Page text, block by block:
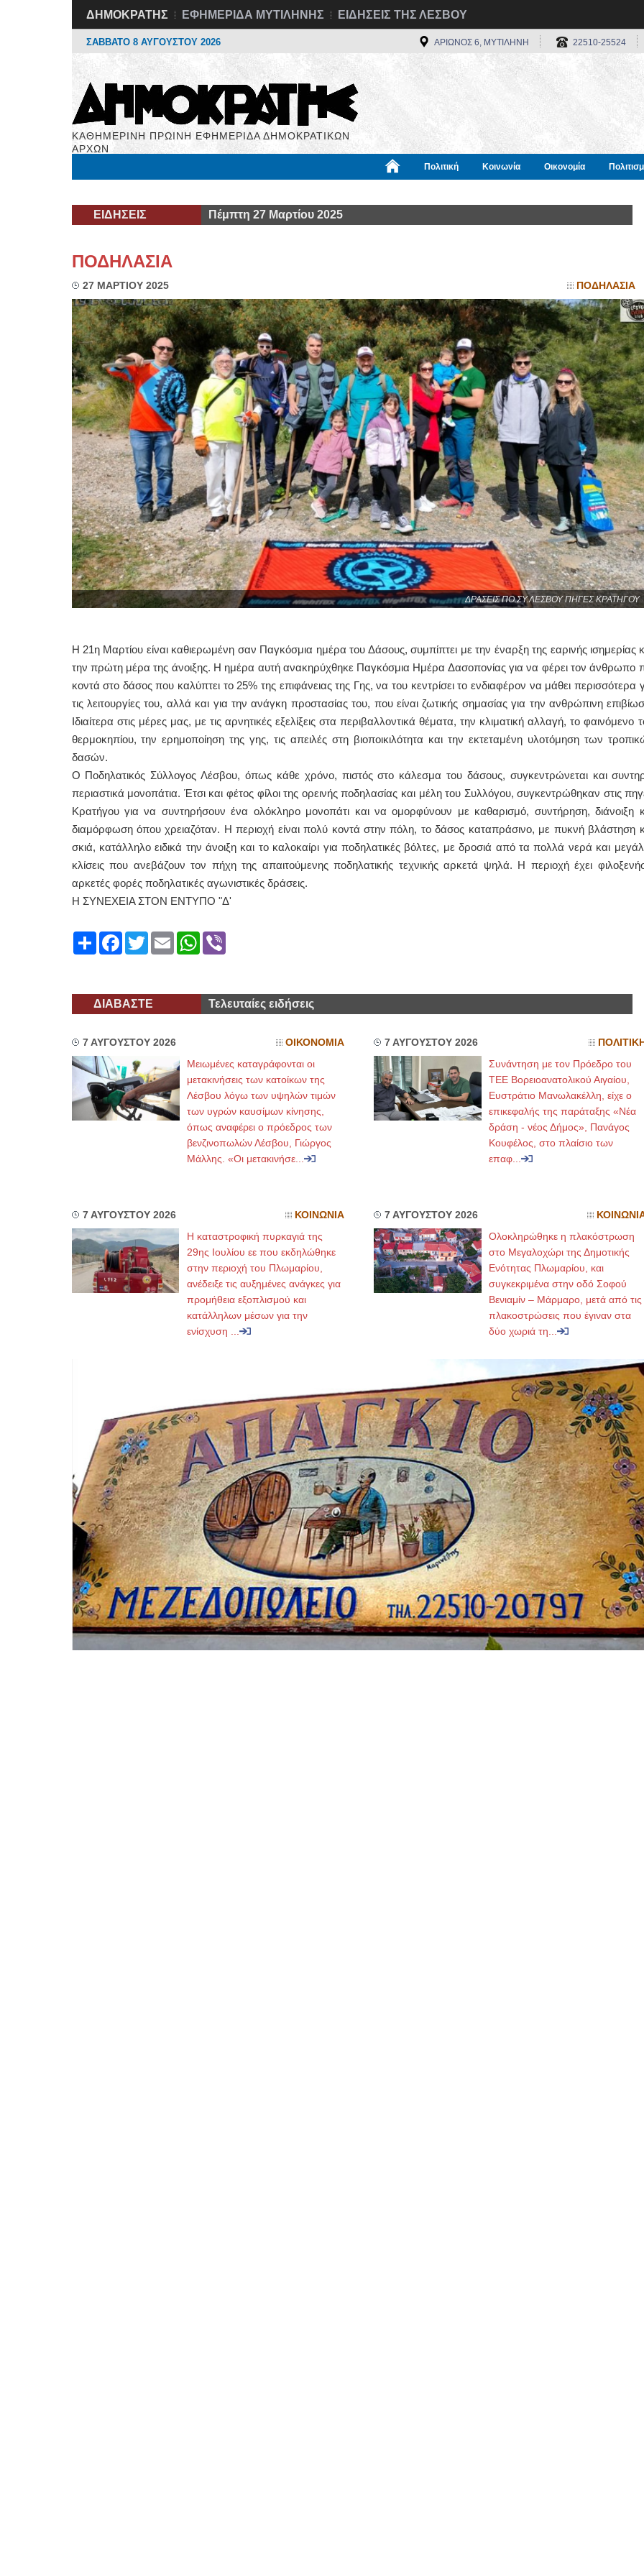
ΔΗΜΟΚΡΑΤΗΣ ΕΦΗΜΕΡΙΔΑ ΜΥΤΙΛΗΝΗΣ ΕΙΔΗΣΕΙΣ ΤΗΣ ΛΕΣΒΟΥ
ΣΑΒΒΑΤΟ 8 ΑΥΓΟΥΣΤΟΥ 2026 ΑΡΙΩΝΟΣ 6, ΜΥΤΙΛΗΝΗ 22510-25524
ΚΑΘΗΜΕΡΙΝΗ ΠΡΩΙΝΗ ΕΦΗΜΕΡΙΔΑ ΔΗΜΟΚΡΑΤΙΚΩΝ
ΑΡΧΩΝ
Πολιτική Κοινωνία Οικονομία
ΕΙΔΗΣΕΙΣ Πέμπτη 27 Μαρτίου 2025
ΠΟΔΗΛΑΣΙΑ
27 ΜΑΡΤΙΟΥ 2025 ΠΟΔΗΛΑΣΙΑ
ΔΡΑΣΕΙΣ ΠΟ.ΣΥ.ΛΕΣΒΟΥ ΠΗΓΕΣ ΚΡΑΤΗΓΟΥ
Η 21η Μαρτίου είναι καθιερωμένη σαν Παγκόσμια ημέρα του Δάσους, συμπίπτει με την έναρξη της εαρινής ισημερίας
την πρώτη μέρα της άνοιξης. Η ημέρα αυτή ανακηρύχθηκε Παγκόσμια Ημέρα Δασοπονίας για να φέρει τον άνθρωπο
κοντά στο δάσος που καλύπτει το 25% της επιφάνειας της Γης, να του κεντρίσει το ενδιαφέρον να μάθει περισσότερα
τις λειτουργίες του, αλλά και για την ανάγκη προστασίας του, που είναι ζωτικής σημασίας για την ανθρώπινη
Ιδιαίτερα στις μέρες μας, με τις αρνητικές εξελίξεις στα περιβαλλοντικά θέματα, την κλιματική αλλαγή, το φαινόμενο
θερμοκηπίου, την ερημοποίηση της γης, τις απειλές στη βιοποικιλότητα και την εκτεταμένη υλοτόμηση των
δασών.
Ο Ποδηλατικός Σύλλογος Λέσβου, όπως κάθε χρόνο, πιστός στο κάλεσμα του δάσους, συγκεντρώνεται και
περιαστικά μονοπάτια. Έτσι και φέτος φίλοι της ορεινής ποδηλασίας και μέλη του Συλλόγου, συγκεντρώθηκαν στις
Κρατήγου για να συντηρήσουν ένα ολόκληρο μονοπάτι και να ομορφύνουν με καθαρισμό, συντήρηση, διάνοιξη
διαμόρφωση όπου χρειαζόταν. Η περιοχή είναι πολύ κοντά στην πόλη, το δάσος καταπράσινο, με πυκνή βλάστηση
σκιά, κατάλληλο ειδικά την άνοιξη και το καλοκαίρι για ποδηλατικές βόλτες, με δροσιά από τα πολλά νερά και
κλίσεις που ανεβάζουν τον πήχη της απαιτούμενης ποδηλατικής τεχνικής αρκετά ψηλά. Η περιοχή έχει
αρκετές φορές ποδηλατικές αγωνιστικές δράσεις.
Η ΣΥΝΕΧΕΙΑ ΣΤΟΝ ΕΝΤΥΠΟ "Δ'
ShareFacebook
TwitterEmailWhatsApp
Viber
ΔΙΑΒΑΣΤΕ Τελευταίες ειδήσεις
7 ΑΥΓΟΥΣΤΟΥ 2026 ΟΙΚΟΝΟΜΙΑ
Μειωμένες καταγράφονται οι
μετακινήσεις των κατοίκων της
Λέσβου λόγω των υψηλών τιμών
των υγρών καυσίμων κίνησης,
όπως αναφέρει ο πρόεδρος των
βενζινοπωλών Λέσβου, Γιώργος
Μάλλης. «Οι μετακινήσε...
7 ΑΥΓΟΥΣΤΟΥ 2026 ΠΟΛΙΤΙΚΗ
Συνάντηση με τον Πρόεδρο του
ΤΕΕ Βορειοανατολικού Αιγαίου,
Ευστράτιο Μανωλακέλλη, είχε ο
επικεφαλής της παράταξης «Νέα
δράση - νέος Δήμος», Πανάγος
Κουφέλος, στο πλαίσιο των
επαφ...
7 ΑΥΓΟΥΣΤΟΥ 2026 ΚΟΙΝΩΝΙΑ
Η καταστροφική πυρκαγιά της
29ης Ιουλίου εε που εκδηλώθηκε
στην περιοχή του Πλωμαρίου,
ανέδειξε τις αυξημένες ανάγκες για
προμήθεια εξοπλισμού και
κατάλληλων μέσων για την
ενίσχυση ...
7 ΑΥΓΟΥΣΤΟΥ 2026
Ολοκληρώθηκε η πλακόστρωση
στο Μεγαλοχώρι της Δημοτικής
Ενότητας Πλωμαρίου, και
συγκεκριμένα στην οδό Σοφού
Βενιαμίν – Μάρμαρο, μετά από τις
πλακοστρώσεις που έγιναν στα
δύο χωριά τη...
ΙΩΑΝΝΗΣ Α. ΜΑΛΛΙΑΣ
ΧΕΙΡΟΥΡΓΟΣ
ΟΦΘΑΛΜΙΑΤΡΟΣ
Διδάκτωρ Ιατρικής Σχολής
Πανεπιστημίου Αθηνών
Καλλιπόλεως 3,Νέα Σμύρνη,
Χειρουργός Ωτορινολαρυγγολόγος
Έλενα Μπούμπα
Στρατιωτικός Ιατρός
Διδ.Παν.Αθηνών
Διπλωματούχος Ευρ.Ακαδημίας
Πάρνηθας 95-97 Αχαρναί